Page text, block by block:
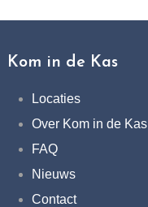
Kom in de Kas
Locaties
Over Kom in de Kas
FAQ
Nieuws
Contact